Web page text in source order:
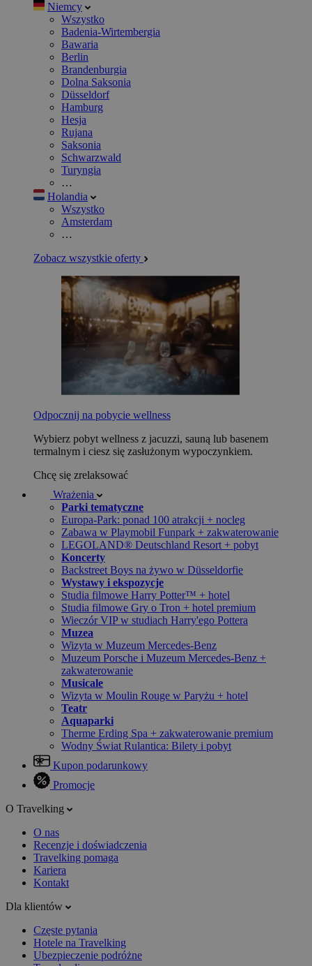
Niemcy
Wszystko
Badenia-Wirtembergia
Bawaria
Berlin
Brandenburgia
Dolna Saksonia
Düsseldorf
Hamburg
Hesja
Rujana
Saksonia
Schwarzwald
Turyngia
…
Holandia
Wszystko
Amsterdam
…
Zobacz wszystkie oferty
Odpocznij na pobycie wellness
Wybierz pobyt wellness z jacuzzi, sauną lub basenem
termalnym i ciesz się zasłużonym wypoczynkiem.
Chcę się zrelaksować
Wrażenia
Parki tematyczne
Europa-Park: ponad 100 atrakcji + nocleg
Zabawa w Playmobil Funpark + zakwaterowanie
LEGOLAND® Deutschland Resort + pobyt
Koncerty
Backstreet Boys na żywo w Düsseldorfie
Wystawy i ekspozycje
Studia filmowe Harry Potter™ + hotel
Studia filmowe Gry o Tron + hotel premium
Wieczór VIP w studiach Harry'ego Pottera
Muzea
Wizyta w Muzeum Mercedes-Benz
Muzeum Porsche i Muzeum Mercedes-Benz +
zakwaterowanie
Musicale
Wizyta w Moulin Rouge w Paryżu + hotel
Teatr
Aquaparki
Therme Erding Spa + zakwaterowanie premium
Wodny Świat Rulantica: Bilety i pobyt
Kupon podarunkowy
Promocje
O Travelking
O nas
Recenzje i doświadczenia
Travelking pomaga
Kariera
Kontakt
Dla klientów
Częste pytania
Hotele na Travelking
Ubezpieczenie podróżne